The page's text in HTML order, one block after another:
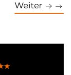
Weiter